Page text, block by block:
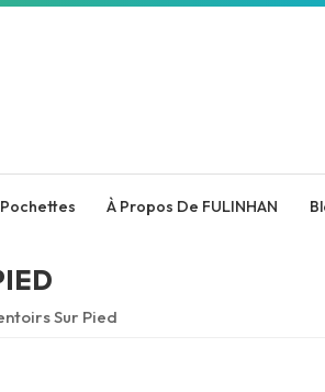
À Propos De FULINHAN
Sur Pied